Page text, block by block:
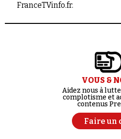
FranceTVinfo.fr.
VOUS &
Aidez nous à
complotisme et
contenus
Faire un